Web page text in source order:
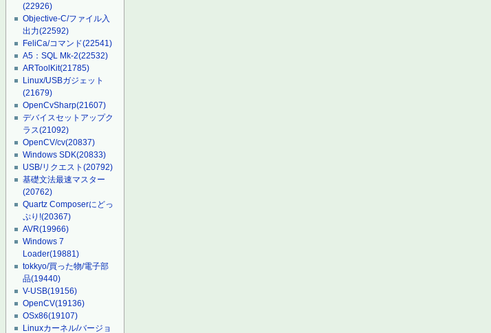
(22926)
Objective-C/ファイル入
出力(22592)
FeliCa/コマンド(22541)
A5：SQL Mk-2(22532)
ARToolKit(21785)
Linux/USBガジェット
(21679)
OpenCvSharp(21607)
デバイスセットアップク
ラス(21092)
OpenCV/cv(20837)
Windows SDK(20833)
USB/リクエスト(20792)
基礎文法最速マスター
(20762)
Quartz Composerにどっ
ぷり!(20367)
AVR(19966)
Windows 7
Loader(19881)
tokkyo/買った物/電子部
品(19440)
V-USB(19156)
OpenCV(19136)
OSx86(19107)
Linuxカーネル/バージョ